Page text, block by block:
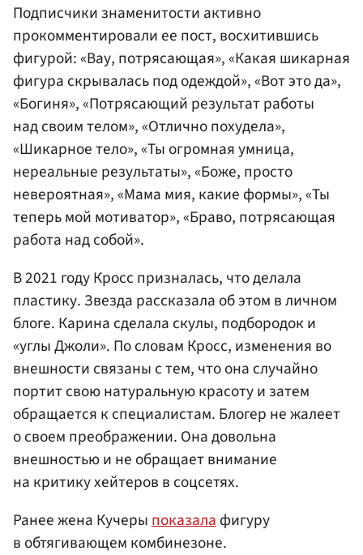
Подписчики знаменитости активно
прокомментировали ее пост, восхитившись
фигурой: «Вау, потрясающая», «Какая шикарная
фигура скрывалась под одеждой», «Вот это да»,
«Богиня», «Потрясающий результат работы
над своим телом», «Отлично похудела»,
«Шикарное тело», «Ты огромная умница,
нереальные результаты», «Боже, просто
невероятная», «Мама мия, какие формы», «Ты
теперь мой мотиватор», «Браво, потрясающая
работа над собой».
В 2021 году Кросс призналась, что делала
пластику. Звезда рассказала об этом в личном
блоге. Карина сделала скулы, подбородок и
«углы Джоли». По словам Кросс, изменения во
внешности связаны с тем, что она случайно
портит свою натуральную красоту и затем
обращается к специалистам. Блогер не жалеет
о своем преображении. Она довольна
внешностью и не обращает внимание
на критику хейтеров в соцсетях.
Ранее жена Кучерыпоказалафигуру
в обтягивающем комбинезоне.